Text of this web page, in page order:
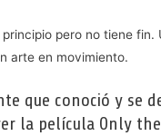
pero no tiene fin.
arte en movimiento.
que conoció y se
la película Only